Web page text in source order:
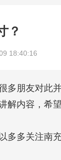
？
18:40:16
多朋友对此
解内容，希
多关注南充